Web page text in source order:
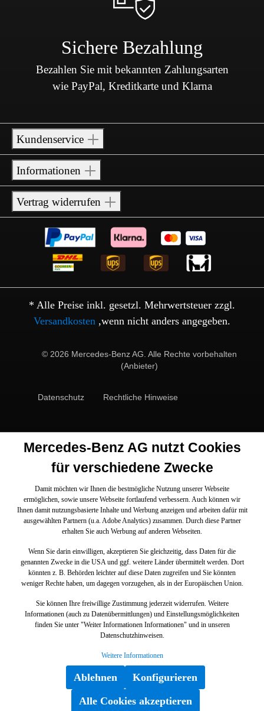
Sichere Bezahlung
Bezahlen Sie mit bekannten Zahlungsarten
wie PayPal, Kreditkarte und Klarna
Kundenservice
Informationen
Vertrag widerrufen
* Alle Preise inkl. gesetzl. Mehrwertsteuer zzgl.
Versandkosten ,wenn nicht anders angegeben.
© 2026 Mercedes-Benz AG. Alle Rechte vorbehalten
(Anbieter)
Datenschutz Rechtliche Hinweise
Mercedes-Benz AG nutzt Cookies
für verschiedene Zwecke
Damit möchten wir Ihnen die bestmögliche Nutzung unserer Webseite
ermöglichen, sowie unsere Webseite fortlaufend verbessern. Auch können wir
Ihnen damit nutzungsbasierte Inhalte und Werbung anzeigen und arbeiten dafür mit
ausgewählten Partnern (u.a. Adobe Analytics) zusammen. Durch diese Partner
erhalten Sie auch Werbung auf anderen Webseiten.
Wenn Sie darin einwilligen, akzeptieren Sie gleichzeitig, dass Daten für die
genannten Zwecke in die USA und ggf. weitere Länder übermittelt werden. Dort
könnten z. B. Behörden leichter auf diese Daten zugreifen und Sie könnten
weniger Rechte haben, um dagegen vorzugehen, als in der Europäischen Union.
Sie können Ihre freiwillige Zustimmung jederzeit widerrufen. Weitere
Informationen (auch zu Datenübermittlungen) und Einstellungsmöglichkeiten
finden Sie unter "Weiter Informationen Informationen" und in unseren
Datenschutzhinweisen.
Weitere Informationen
Ablehnen
Konfigurieren
Alle Cookies akzeptieren